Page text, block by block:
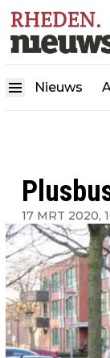
Nieuws
17 MRT 2020,